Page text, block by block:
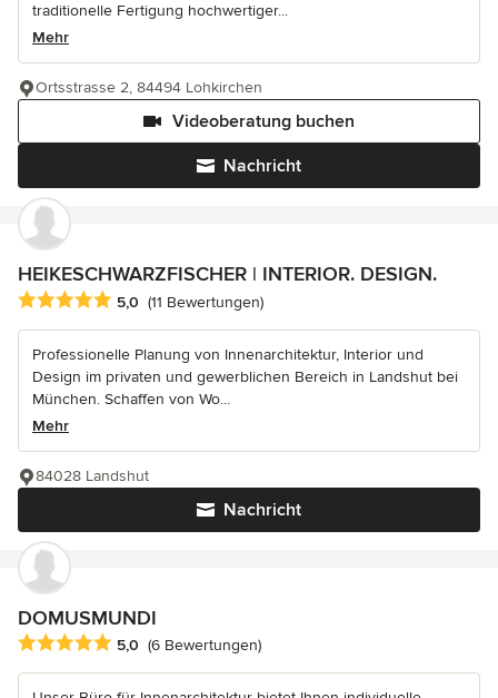
traditionelle Fertigung hochwertiger...
Mehr
Nachricht
Videoberatung buchen
Ortsstrasse 2, 84494 Lohkirchen
HEIKESCHWARZFISCHER | INTERIOR. DESIGN.
Durchschnittliche Bewertung: 5 von 5 Sternen
5,0 (11 Bewertungen)
Professionelle Planung von Innenarchitektur, Interior und
Design im privaten und gewerblichen Bereich in Landshut bei
München. Schaffen von Wo...
Mehr
Nachricht
84028 Landshut
DOMUSMUNDI
Durchschnittliche Bewertung: 5 von 5 Sternen
5,0 (6 Bewertungen)